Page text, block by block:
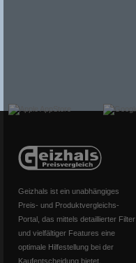
Geizhals ist ein unabhängiges
Preis- und Produktvergleichs-
Portal, das mittels detaillierter Filter
und vielfältiger Features eine
optimale Hilfestellung bei der
Kaufentscheidung bietet.